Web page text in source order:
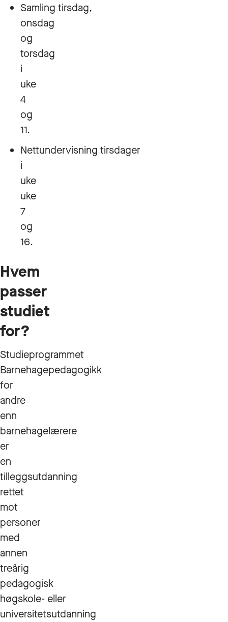
Samling tirsdag,
onsdag
og
torsdag
i
uke
4
og
11.
Nettundervisning tirsdager
i
uke
uke
7
og
16.
Hvem
passer
studiet
for?
Studieprogrammet
Barnehagepedagogikk
for
andre
enn
barnehagelærere
er
en
tilleggsutdanning
rettet
mot
personer
med
annen
treårig
pedagogisk
høgskole- eller
universitetsutdanning